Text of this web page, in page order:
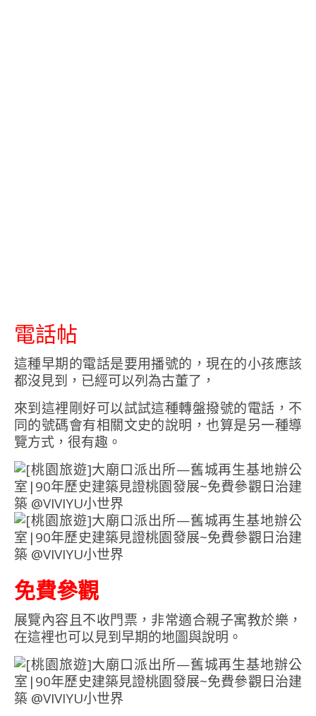
電話帖
這種早期的電話是要用播號的，現在的小孩應該
都沒見到，已經可以列為古董了，
來到這裡剛好可以試試這種轉盤撥號的電話，不
同的號碼會有相關文史的說明，也算是另一種導
覽方式，很有趣。
免費參觀
展覽內容且不收門票，非常適合親子寓教於樂，
在這裡也可以見到早期的地圖與說明。